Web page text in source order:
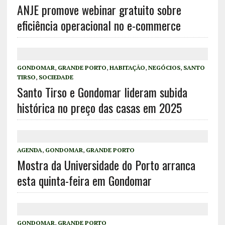
ANJE promove webinar gratuito sobre
eficiência operacional no e-commerce
GONDOMAR, GRANDE PORTO, HABITAÇÃO, NEGÓCIOS, SANTO
TIRSO, SOCIEDADE
Santo Tirso e Gondomar lideram subida
histórica no preço das casas em 2025
AGENDA, GONDOMAR, GRANDE PORTO
Mostra da Universidade do Porto arranca
esta quinta-feira em Gondomar
GONDOMAR, GRANDE PORTO